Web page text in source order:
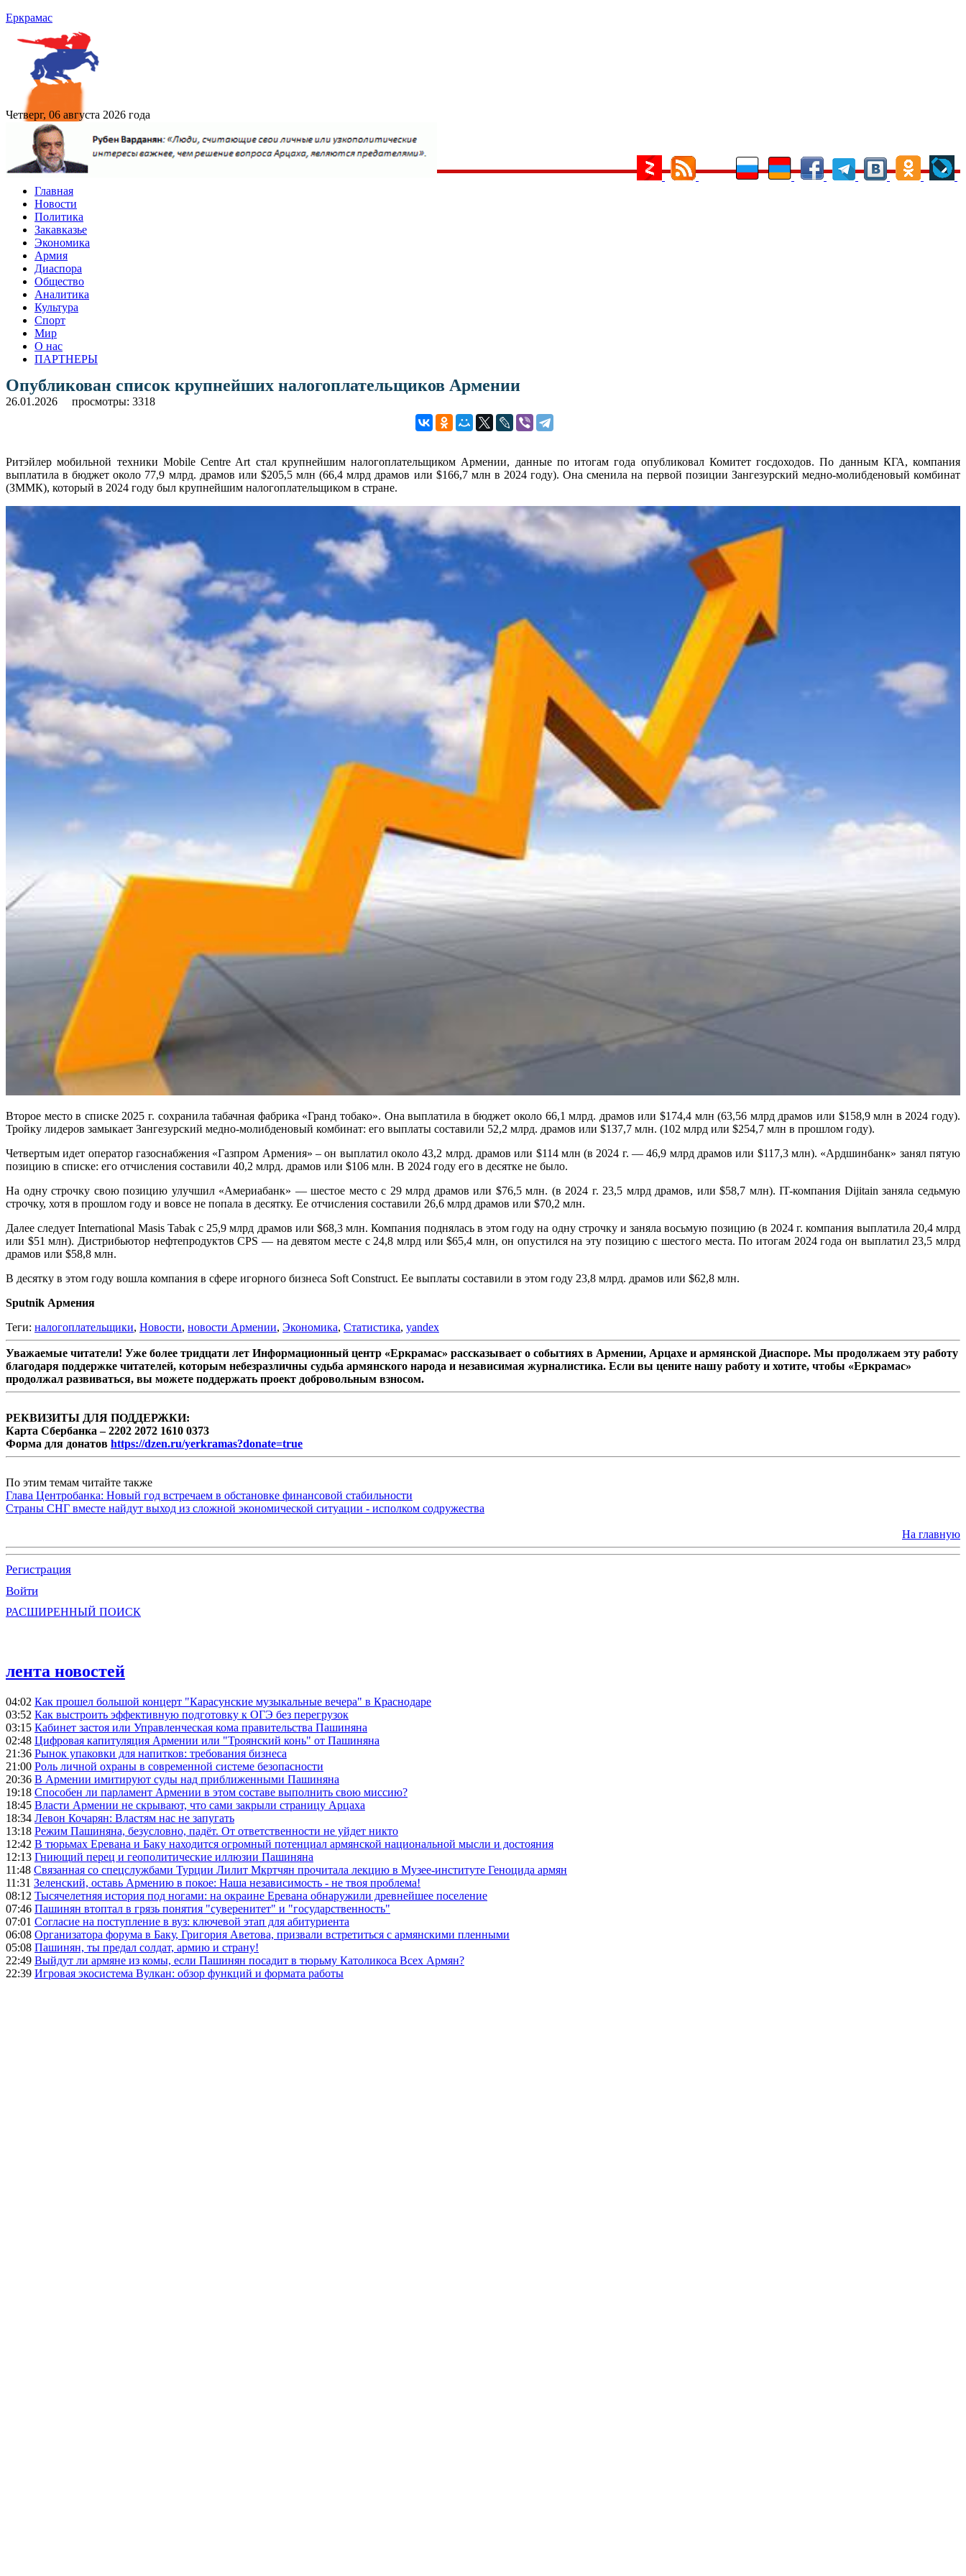
Еркрамас
Четверг, 06 августа 2026 года
Главная
Новости
Политика
Закавказье
Экономика
Армия
Диаспора
Общество
Аналитика
Культура
Спорт
Мир
О нас
ПАРТНЕРЫ
Опубликован список крупнейших налогоплательщиков Армении
26.01.2026 просмотры: 3318
Ритэйлер мобильной техники Mobile Centre Art стал крупнейшим налогоплательщиком Армении, данные по итогам года опубликовал Комитет госдоходов. По данным КГА, компания
выплатила в бюджет около 77,9 млрд. драмов или $205,5 млн (66,4 млрд драмов или $166,7 млн в 2024 году). Она сменила на первой позиции Зангезурский медно-молибденовый комбинат
(ЗММК), который в 2024 году был крупнейшим налогоплательщиком в стране.
Второе место в списке 2025 г. сохранила табачная фабрика «Гранд тобако». Она выплатила в бюджет около 66,1 млрд. драмов или $174,4 млн (63,56 млрд драмов или $158,9 млн в 2024 году).
Тройку лидеров замыкает Зангезурский медно-молибденовый комбинат: его выплаты составили 52,2 млрд. драмов или $137,7 млн. (102 млрд или $254,7 млн в прошлом году).
Четвертым идет оператор газоснабжения «Газпром Армения» – он выплатил около 43,2 млрд. драмов или $114 млн (в 2024 г. — 46,9 млрд драмов или $117,3 млн). «Ардшинбанк» занял пятую
позицию в списке: его отчисления составили 40,2 млрд. драмов или $106 млн. В 2024 году его в десятке не было.
На одну строчку свою позицию улучшил «Америабанк» — шестое место с 29 млрд драмов или $76,5 млн. (в 2024 г. 23,5 млрд драмов, или $58,7 млн). IT-компания Dijitain заняла седьмую
строчку, хотя в прошлом году и вовсе не попала в десятку. Ее отчисления составили 26,6 млрд драмов или $70,2 млн.
Далее следует International Masis Tabak с 25,9 млрд драмов или $68,3 млн. Компания поднялась в этом году на одну строчку и заняла восьмую позицию (в 2024 г. компания выплатила 20,4 млрд
или $51 млн). Дистрибьютор нефтепродуктов CPS — на девятом месте с 24,8 млрд или $65,4 млн, он опустился на эту позицию с шестого места. По итогам 2024 года он выплатил 23,5 млрд
драмов или $58,8 млн.
В десятку в этом году вошла компания в сфере игорного бизнеса Soft Construct. Ее выплаты составили в этом году 23,8 млрд. драмов или $62,8 млн.
Sputnik Армения
Теги: налогоплательщики, Новости, новости Армении, Экономика, Статистика, yandex
Уважаемые читатели! Уже более тридцати лет Информационный центр «Еркрамас» рассказывает о событиях в Армении, Арцахе и армянской Диаспоре. Мы продолжаем эту работу
благодаря поддержке читателей, которым небезразличны судьба армянского народа и независимая журналистика. Если вы цените нашу работу и хотите, чтобы «Еркрамас»
продолжал развиваться, вы можете поддержать проект добровольным взносом.
РЕКВИЗИТЫ ДЛЯ ПОДДЕРЖКИ:
Карта Сбербанка – 2202 2072 1610 0373
Форма для донатов https://dzen.ru/yerkramas?donate=true
По этим темам читайте также
Глава Центробанка: Новый год встречаем в обстановке финансовой стабильности
Страны СНГ вместе найдут выход из сложной экономической ситуации - исполком содружества
На главную
Регистрация
Войти
РАСШИРЕННЫЙ ПОИСК
лента новостей
04:02 Как прошел большой концерт "Карасунские музыкальные вечера" в Краснодаре
03:52 Как выстроить эффективную подготовку к ОГЭ без перегрузок
03:15 Кабинет застоя или Управленческая кома правительства Пашиняна
02:48 Цифровая капитуляция Армении или "Троянский конь" от Пашиняна
21:36 Рынок упаковки для напитков: требования бизнеса
21:00 Роль личной охраны в современной системе безопасности
20:36 В Армении имитируют суды над приближенными Пашиняна
19:18 Способен ли парламент Армении в этом составе выполнить свою миссию?
18:45 Власти Армении не скрывают, что сами закрыли страницу Арцаха
18:34 Левон Кочарян: Властям нас не запугать
13:18 Режим Пашиняна, безусловно, падёт. От ответственности не уйдет никто
12:42 В тюрьмах Еревана и Баку находится огромный потенциал армянской национальной мысли и достояния
12:13 Гниющий перец и геополитические иллюзии Пашиняна
11:48 Связанная со спецслужбами Турции Лилит Мкртчян прочитала лекцию в Музее-институте Геноцида армян
11:31 Зеленский, оставь Армению в покое: Наша независимость - не твоя проблема!
08:12 Тысячелетняя история под ногами: на окраине Еревана обнаружили древнейшее поселение
07:46 Пашинян втоптал в грязь понятия "суверенитет" и "государственность"
07:01 Согласие на поступление в вуз: ключевой этап для абитуриента
06:08 Организатора форума в Баку, Григория Аветова, призвали встретиться с армянскими пленными
05:08 Пашинян, ты предал солдат, армию и страну!
22:49 Выйдут ли армяне из комы, если Пашинян посадит в тюрьму Католикоса Всех Армян?
22:39 Игровая экосистема Вулкан: обзор функций и формата работы